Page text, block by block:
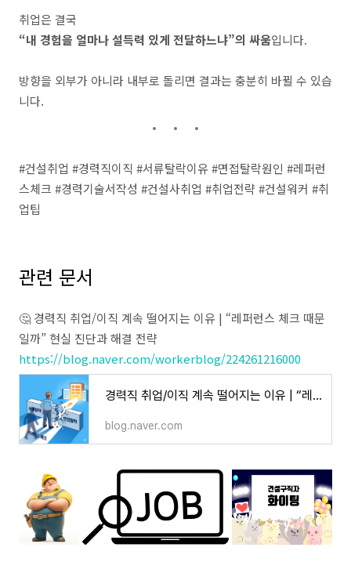
취업은 결국
“내 경험을 얼마나 설득력 있게 전달하느냐”의 싸움입니다.
방향을 외부가 아니라 내부로 돌리면 결과는 충분히 바뀔 수 있습
니다.
#건설취업 #경력직이직 #서류탈락이유 #면접탈락원인 #레퍼런
스체크 #경력기술서작성 #건설사취업 #취업전략 #건설워커 #취
업팁
관련 문서
🤔 경력직 취업/이직 계속 떨어지는 이유 | “레퍼런스 체크 때문
일까” 현실 진단과 해결 전략
https://blog.naver.com/workerblog/224261216000
경력직 취업/이직 계속 떨어지는 이유 | “레퍼런스 체크 때문일까” 현실 진단과 해결 전략
blog.naver.com